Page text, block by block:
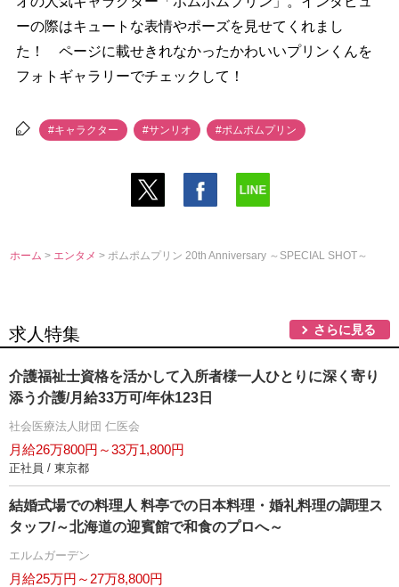
ーの際はキュートな表情やポーズを見せてくれまし
た！ ページに載せきれなかったかわいいプリンくんを
フォトギャラリーでチェックして！
#キャラクター #サンリオ #ポムポムプリン
ホーム > エンタメ> ポムポムプリン 20th Anniversary ～SPECIAL SHOT～
求人特集 さらに見る
介護福祉士資格を活かして入所者様一人ひとりに深く寄り
添う介護/月給33万可/年休123日
社会医療法人財団 仁医会
月給26万800円～33万1,800円
正社員 / 東京都
結婚式場での料理人 料亭での日本料理・婚礼料理の調理ス
タッフ/～北海道の迎賓館で和食のプロへ～
エルムガーデン
月給25万円～27万8,800円